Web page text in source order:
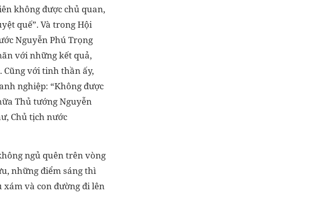
không được chủ quan,
quế”. Và trong Hội
Nguyễn Phú Trọng
với những kết quả,
với tinh thần ấy,
nghiệp: “Không được
Thủ tướng Nguyễn
Chủ tịch nước
ngủ quên trên vòng
những điểm sáng thì
và con đường đi lên